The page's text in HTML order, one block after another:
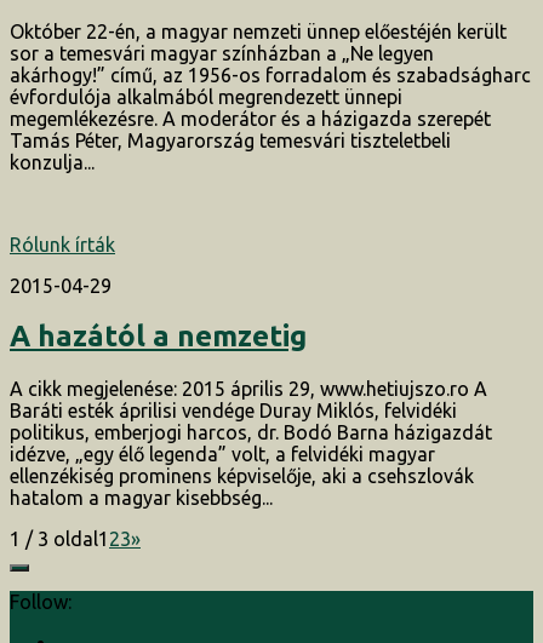
Október 22-én, a magyar nemzeti ünnep előestéjén került
sor a temesvári magyar színházban a „Ne legyen
akárhogy!” című, az 1956-os forradalom és szabadságharc
évfordulója alkalmából megrendezett ünnepi
megemlékezésre. A moderátor és a házigazda szerepét
Tamás Péter, Magyarország temesvári tiszteletbeli
konzulja...
Rólunk írták
2015-04-29
A hazától a nemzetig
A cikk megjelenése: 2015 április 29, www.hetiujszo.ro A
Baráti esték áprilisi vendége Duray Miklós, felvidéki
politikus, emberjogi harcos, dr. Bodó Barna házigazdát
idézve, „egy élő legenda” volt, a felvidéki magyar
ellenzékiség prominens képviselője, aki a csehszlovák
hatalom a magyar kisebbség...
1 / 3 oldal1 23»
Follow: